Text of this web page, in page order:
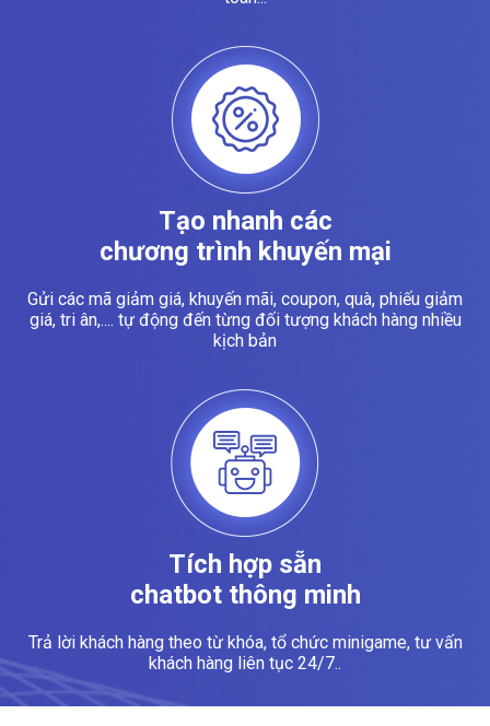
Tạo nhanh các
chương trình khuyến mại
Gửi các mã giảm giá, khuyến mãi, coupon, quà, phiếu giảm
giá, tri ân,.... tự động đến từng đối tượng khách hàng nhiều
kịch bản
Tích hợp sẵn
chatbot thông minh
Trả lời khách hàng theo từ khóa, tổ chức minigame, tư vấn
khách hàng liên tục 24/7..